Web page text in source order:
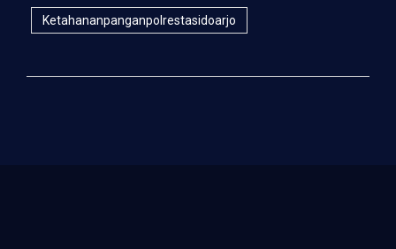
Ketahananpanganpolrestasidoarjo